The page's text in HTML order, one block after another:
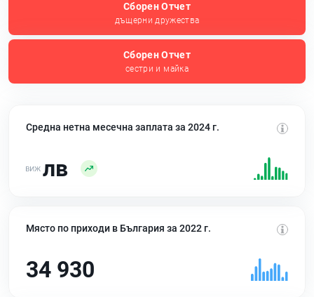
Сборен Отчет
дъщерни дружества
Сборен Отчет
сестри и майка
Средна нетна месечна заплата за 2024 г.
лв
Място по приходи в България за 2022 г.
34 930